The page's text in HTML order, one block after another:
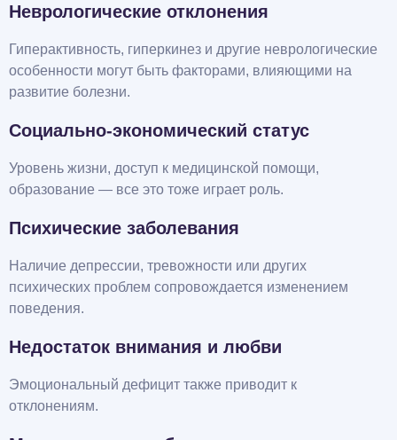
Неврологические отклонения
Гиперактивность, гиперкинез и другие неврологические
особенности могут быть факторами, влияющими на
развитие болезни.
Социально-экономический статус
Уровень жизни, доступ к медицинской помощи,
образование — все это тоже играет роль.
Психические заболевания
Наличие депрессии, тревожности или других
психических проблем сопровождается изменением
поведения.
Недостаток внимания и любви
Эмоциональный дефицит также приводит к
отклонениям.